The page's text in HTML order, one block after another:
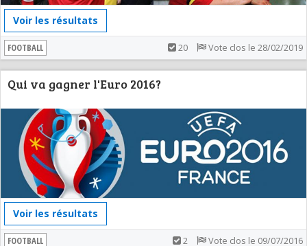
Voir les résultats
FOOTBALL 20 Vote clos le 28/02/2019
Qui va gagner l'Euro 2016?
Voir les résultats
FOOTBALL 2 Vote clos le 09/07/2016